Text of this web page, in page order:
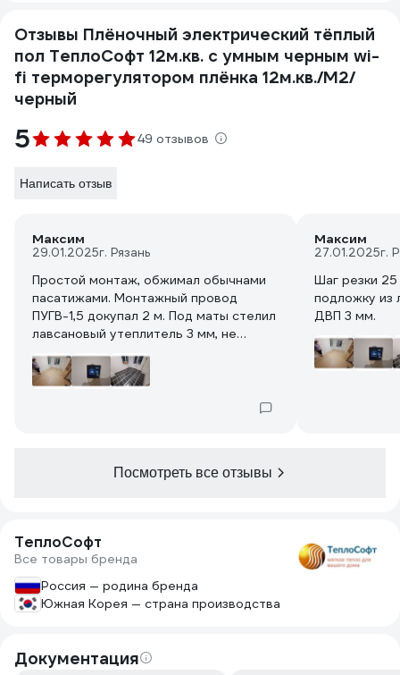
Отзывы Плёночный электрический тёплый
пол ТеплоСофт 12м.кв. с умным черным wi-
fi терморегулятором плёнка 12м.кв./М2/
черный
5 49 отзывов
Написать отзыв
Максим
29.01.2025г. Рязань
Простой монтаж, обжимал обычнами
пасатижами. Монтажный провод
ПУГВ-1,5 докупал 2 м. Под маты стелил
лавсановый утеплитель 3 мм, не
ФОЛЬГА. Накрыл ДВП 4 мм.
Максим
27.01.2025г.
Шаг резки
подложку из
ДВП 3 мм.
Посмотреть все отзывы
ТеплоСофт
Все товары бренда
Россия — родина бренда
Южная Корея — страна производства
Документация